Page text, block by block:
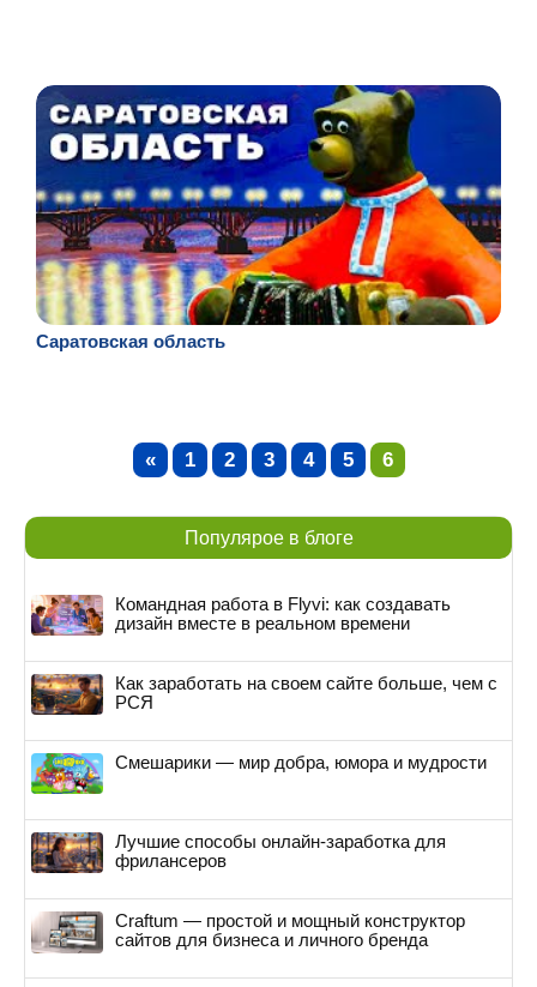
Саратовская область
« 1 2 3 4 5 6
Популярое в блоге
Командная работа в Flyvi: как создавать
дизайн вместе в реальном времени
Как заработать на своем сайте больше, чем с
РСЯ
Смешарики — мир добра, юмора и мудрости
Лучшие способы онлайн-заработка для
фрилансеров
Craftum — простой и мощный конструктор
сайтов для бизнеса и личного бренда